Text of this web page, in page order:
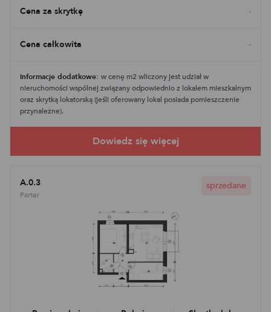
Cena za skrytkę -
Cena całkowita -
Informacje dodatkowe: w cenę m2 wliczony jest udział w
nieruchomości wspólnej związany odpowiednio z lokalem mieszkalnym
oraz skrytką lokatorską (jeśli oferowany lokal posiada pomieszczenie
przynależne).
A.0.3
Parter
sprzedane